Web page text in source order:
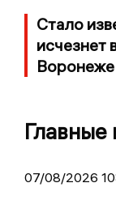
Стало
исчезнет
Воронеже
Главные
07/08/2026